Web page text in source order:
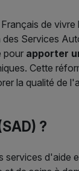
de
Services
pour apporter
Cette
la qualité
?